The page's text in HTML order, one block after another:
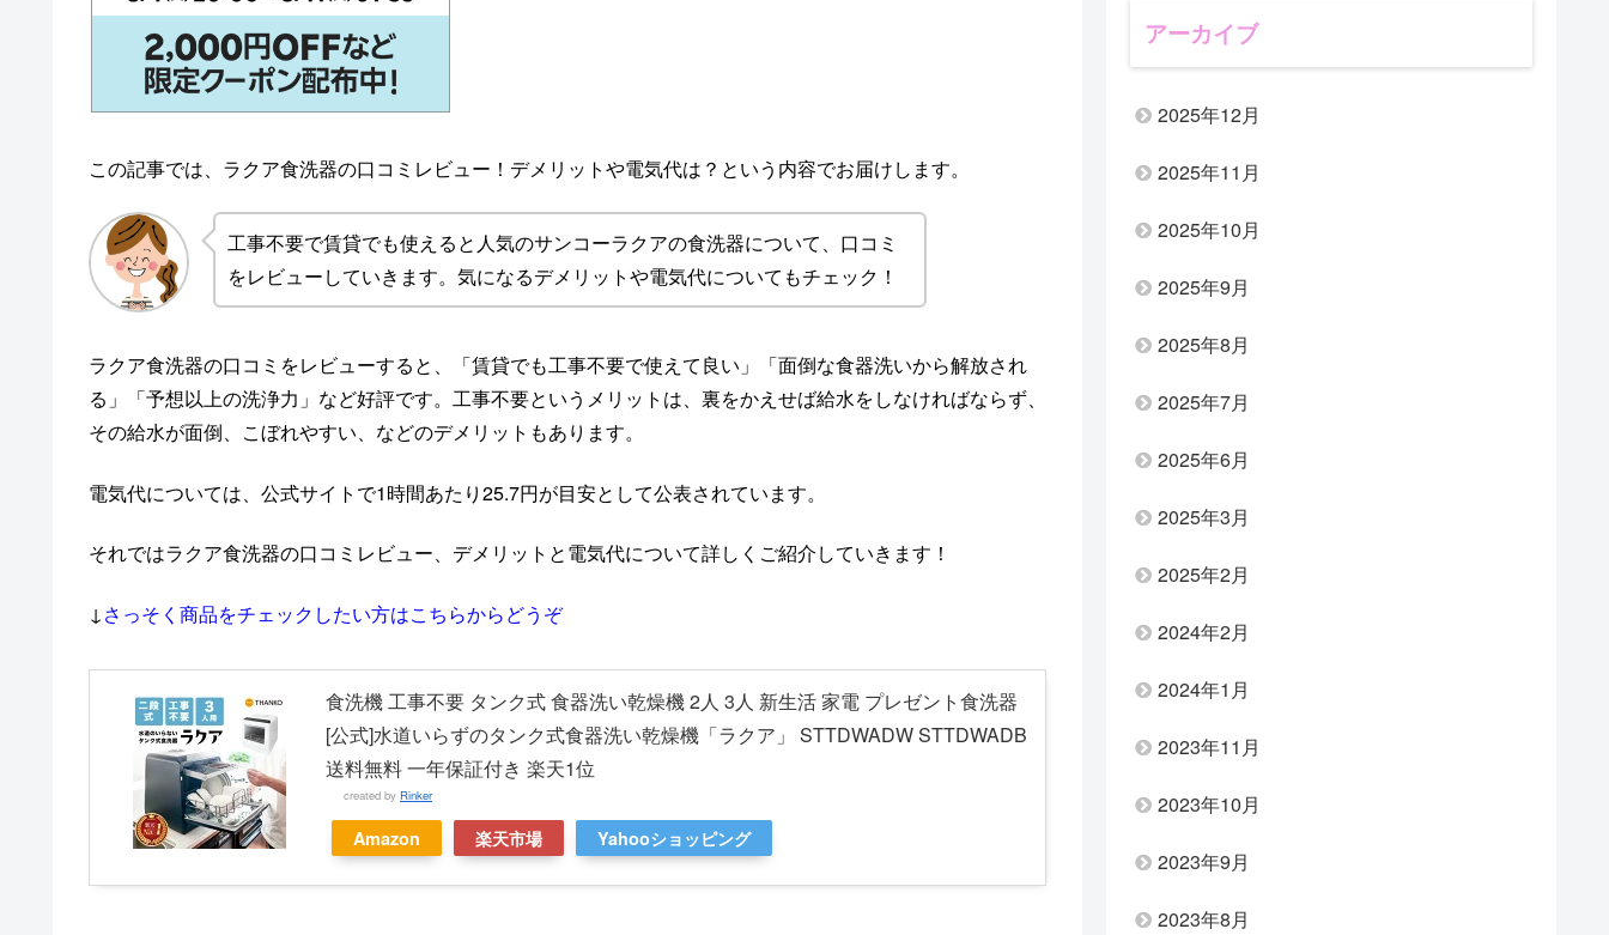
この記事では、ラクア食洗器の口コミレビュー！デメリットや電気代は？という内容でお届けします。
工事不要で賃貸でも使えると人気のサンコーラクアの食洗器について、口コミ
をレビューしていきます。気になるデメリットや電気代についてもチェック！
ラクア食洗器の口コミをレビューすると、「賃貸でも工事不要で使えて良い」「面倒な食器洗いから解放され
る」「予想以上の洗浄力」など好評です。工事不要というメリットは、裏をかえせば給水をしなければならず、
その給水が面倒、こぼれやすい、などのデメリットもあります。
電気代については、公式サイトで1時間あたり25.7円が目安として公表されています。
それではラクア食洗器の口コミレビュー、デメリットと電気代について詳しくご紹介していきます！
↓さっそく商品をチェックしたい方はこちらからどうぞ
食洗機 工事不要 タンク式 食器洗い乾燥機 2人 3人 新生活 家電 プレゼント食洗器
[公式]水道いらずのタンク式食器洗い乾燥機「ラクア」 STTDWADW STTDWADB
送料無料 一年保証付き 楽天1位
created by Rinker
Amazon 楽天市場 Yahooショッピング
アーカイブ
2025年12月
2025年11月
2025年10月
2025年9月
2025年8月
2025年7月
2025年6月
2025年3月
2025年2月
2024年2月
2024年1月
2023年11月
2023年10月
2023年9月
2023年8月